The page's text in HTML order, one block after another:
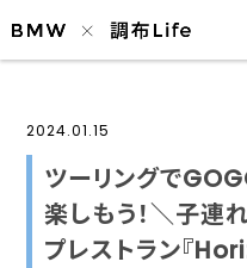
2024.01.15
ツーリングで
楽しもう！＼子連
プレストラン『